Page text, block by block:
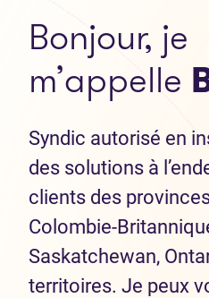
Bonjour, je
m’appelle
Syndic autorisé en
des solutions à
clients des
Colombie-
Saskatchewan,
territoires. Je peux